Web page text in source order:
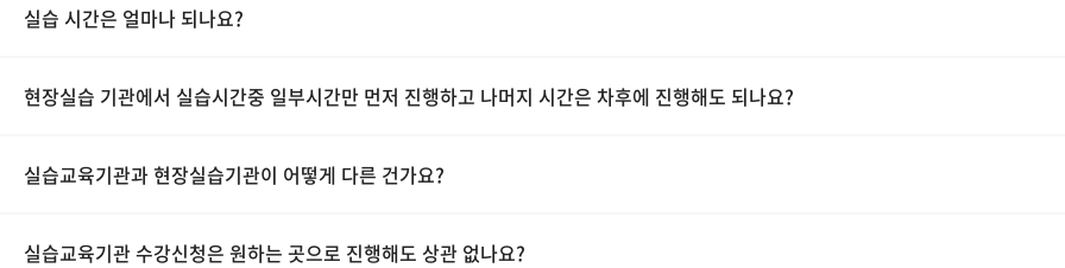
실습 시간은 얼마나 되나요?
현장실습 기관에서 실습시간중 일부시간만 먼저 진행하고 나머지 시간은 차후에 진행해도 되나요?
실습교육기관과 현장실습기관이 어떻게 다른 건가요?
실습교육기관 수강신청은 원하는 곳으로 진행해도 상관 없나요?